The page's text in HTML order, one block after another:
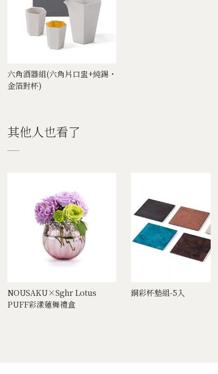
六角酒器組(六角片口盅+純錫・
金箔對杯)
其他人也看了
NOUSAKU×Sghr Lotus
PUFF彩漾蓮舞禮盒
銅彩杯墊組-5入